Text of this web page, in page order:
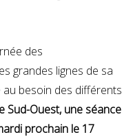
des
grandes lignes de sa
besoin des différents
Sud-Ouest, une séance
prochain le 17